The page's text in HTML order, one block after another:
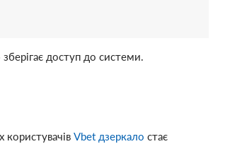
доступ до системи.
Vbet дзеркало стає